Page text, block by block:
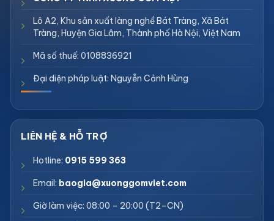
Lô A2, Khu sản xuất làng nghề Bát Tràng, Xã Bát
Tràng, Huyện Gia Lâm, Thành phố Hà Nội, Việt Nam
Mã số thuế: 0108836921
Đại diện pháp luật: Nguyễn Cảnh Hùng
Hotline: 0915 599 363
Email: baogia@xuonggomviet.com
Giờ làm việc: 08:00 – 20:00 (T2–CN)